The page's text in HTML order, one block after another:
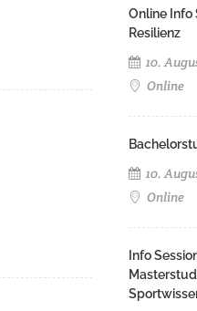
Online Info
Resilienz
10.
Online
10.
Online
Info